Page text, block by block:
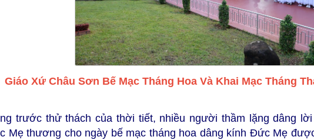
Giáo Xứ Châu Sơn Bế Mạc Tháng Hoa Và Khai Mạc Tháng
trước thử thách của thời tiết, nhiều người thầm lặng dâng
Mẹ thương cho ngày bế mạc tháng hoa dâng kính Đức Mẹ